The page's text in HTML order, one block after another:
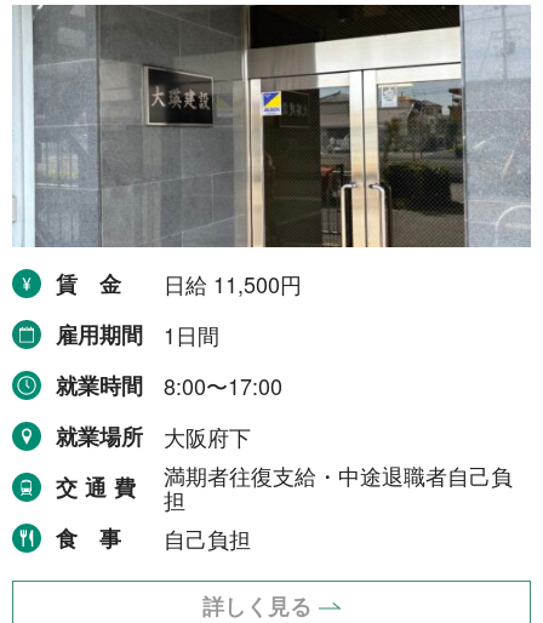
農林漁業 1件
事務 1件
求人形態から探す
現金求人 53件
契約求人
一般求人
出張求人
就業場所から探す
関西地方
近畿一円
賃金
日給 11,500円
雇用期間
1日間
就業時間
8:00〜17:00
就業場所
大阪府下
交通費
満期者往復支給・中途退職者自己負
担
食事
自己負担
詳しく見る